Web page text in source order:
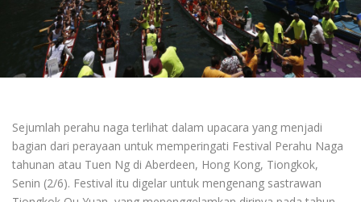
Sejumlah perahu naga terlihat dalam upacara yang menjadi
bagian dari perayaan untuk memperingati Festival Perahu Naga
tahunan atau Tuen Ng di Aberdeen, Hong Kong, Tiongkok,
Senin (2/6). Festival itu digelar untuk mengenang sastrawan